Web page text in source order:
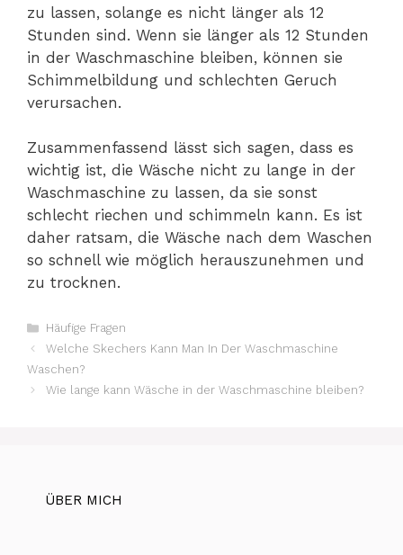
zu lassen, solange es nicht länger als 12
Stunden sind. Wenn sie länger als 12 Stunden
in der Waschmaschine bleiben, können sie
Schimmelbildung und schlechten Geruch
verursachen.
Zusammenfassend lässt sich sagen, dass es
wichtig ist, die Wäsche nicht zu lange in der
Waschmaschine zu lassen, da sie sonst
schlecht riechen und schimmeln kann. Es ist
daher ratsam, die Wäsche nach dem Waschen
so schnell wie möglich herauszunehmen und
zu trocknen.
Kategorien
Häufige Fragen
Welche Skechers Kann Man In Der Waschmaschine
Waschen?
Wie lange kann Wäsche in der Waschmaschine bleiben?
ÜBER MICH